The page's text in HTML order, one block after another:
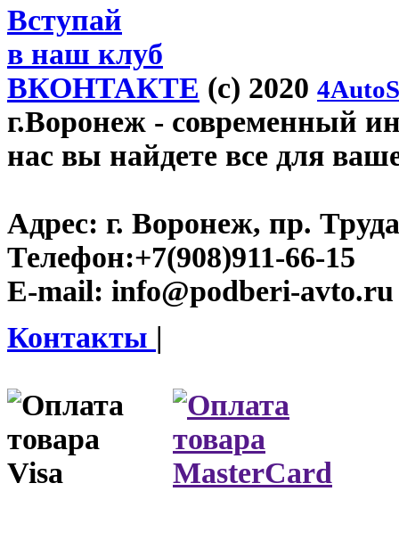
Вступай
в наш клуб
ВКОНТАКТЕ (c) 2020
г.Воронеж - современный
нас вы найдете все для
Адрес: г. Воронеж, пр.
Телефон:+7(908)911-66-15
E-mail: info@podberi-avto.ru
Контакты |